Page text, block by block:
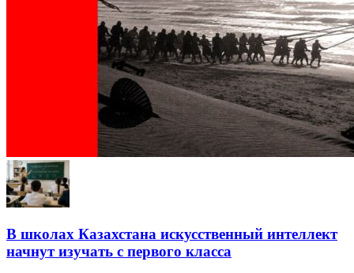
В школах Казахстана искусственный интеллект
начнут изучать с первого класса